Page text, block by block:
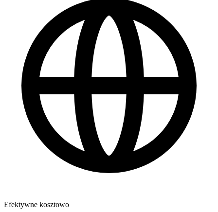
Efektywne kosztowo